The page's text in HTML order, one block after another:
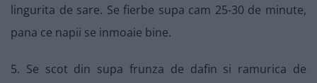
lingurita de sare. Se fierbe supa cam 25-30 de minute,
pana ce napii se inmoaie bine.
5. Se scot din supa frunza de dafin si ramurica de